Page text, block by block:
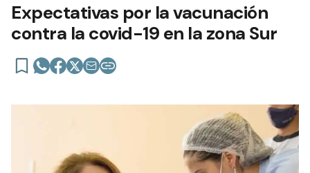
Expectativas por la vacunación
contra la covid-19 en la zona Sur